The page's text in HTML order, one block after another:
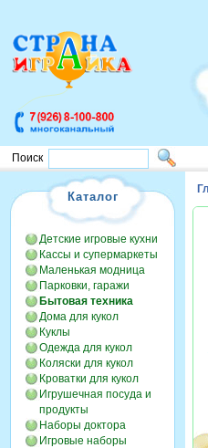
Поиск
Каталог
Детские игровые кухни
Кассы и супермаркеты
Маленькая модница
Парковки, гаражи
Бытовая техника
Дома для кукол
Куклы
Одежда для кукол
Коляски для кукол
Кроватки для кукол
Игрушечная посуда и
продукты
Наборы доктора
Игровые наборы